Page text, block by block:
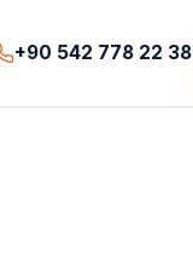
+90 542 778 22 38